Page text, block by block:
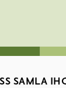
SAMLA